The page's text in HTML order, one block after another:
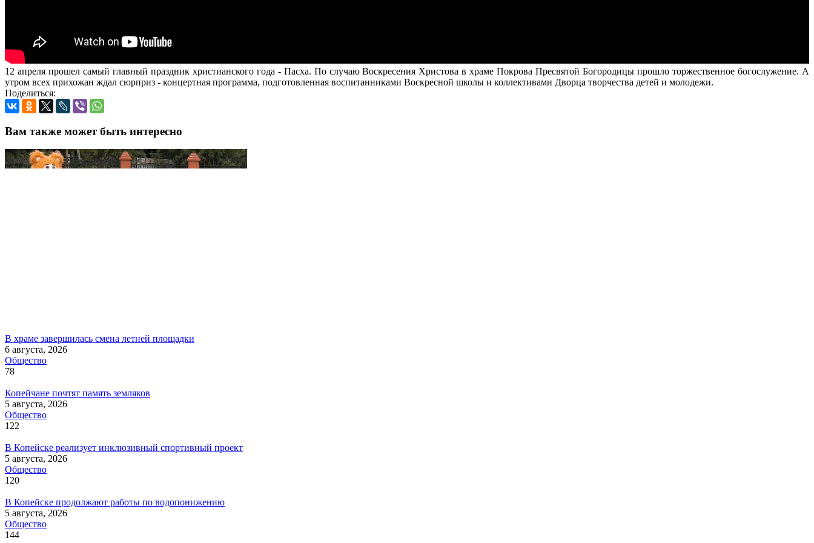
12 апреля прошел самый главный праздник христианского года - Пасха. По случаю Воскресения Христова в храме Покрова Пресвятой Богородицы прошло торжественное богослужение. А
утром всех прихожан ждал сюрприз - концертная программа, подготовленная воспитанниками Воскресной школы и коллективами Дворца творчества детей и молодежи.
Поделиться:
Вам также может быть интересно
В храме завершилась смена летней площадки
6 августа, 2026
Общество
78
Копейчане почтят память земляков
5 августа, 2026
Общество
122
В Копейске реализует инклюзивный спортивный проект
5 августа, 2026
Общество
120
В Копейске продолжают работы по водопонижению
5 августа, 2026
Общество
144